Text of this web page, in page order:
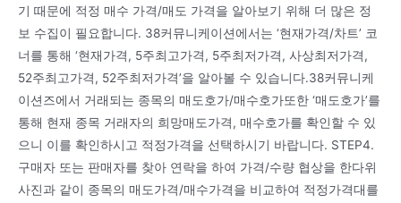
기 때문에 적정 매수 가격/매도 가격을 알아보기 위해 더 많은 정
보 수집이 필요합니다. 38커뮤니케이션에서는 ‘현재가격/차트’ 코
너를 통해 ‘현재가격, 5주최고가격, 5주최저가격, 사상최저가격,
52주최고가격, 52주최저가격’을 알아볼 수 있습니다.38커뮤니케
이션즈에서 거래되는 종목의 매도호가/매수호가또한 ‘매도호가’를
통해 현재 종목 거래자의 희망매도가격, 매수호가를 확인할 수 있
으니 이를 확인하시고 적정가격을 선택하시기 바랍니다. STEP4.
구매자 또는 판매자를 찾아 연락을 하여 가격/수량 협상을 한다위
사진과 같이 종목의 매도가격/매수가격을 비교하여 적정가격대를